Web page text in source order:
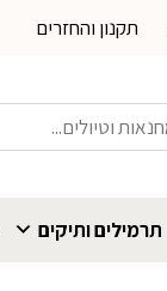
תקנון והחזרים
תרמילים ותיקים